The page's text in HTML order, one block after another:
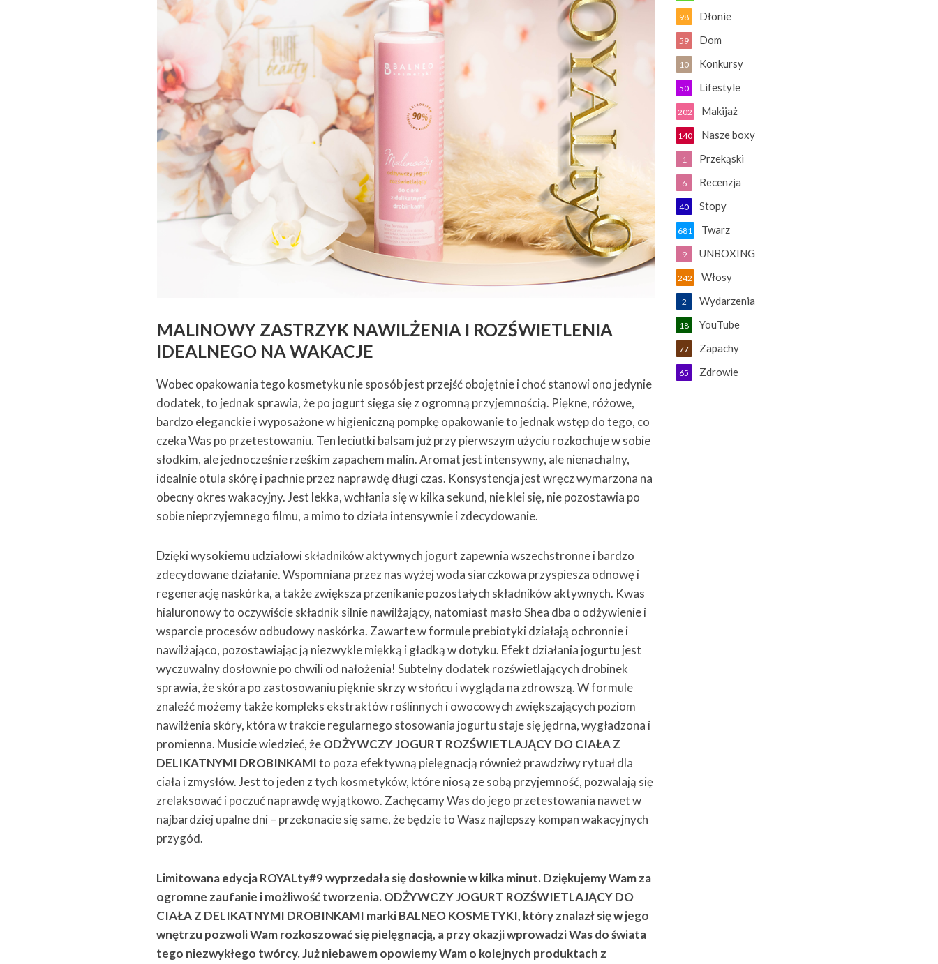
MALINOWY ZASTRZYK NAWILŻENIA I ROZŚWIETLENIA
IDEALNEGO NA WAKACJE
Wobec opakowania tego kosmetyku nie sposób jest przejść obojętnie i choć stanowi ono jedynie
dodatek, to jednak sprawia, że po jogurt sięga się z ogromną przyjemnością. Piękne, różowe,
bardzo eleganckie i wyposażone w higieniczną pompkę opakowanie to jednak wstęp do tego, co
czeka Was po przetestowaniu. Ten leciutki balsam już przy pierwszym użyciu rozkochuje w sobie
słodkim, ale jednocześnie rześkim zapachem malin. Aromat jest intensywny, ale nienachalny,
idealnie otula skórę i pachnie przez naprawdę długi czas. Konsystencja jest wręcz wymarzona na
obecny okres wakacyjny. Jest lekka, wchłania się w kilka sekund, nie klei się, nie pozostawia po
sobie nieprzyjemnego filmu, a mimo to działa intensywnie i zdecydowanie.
Dzięki wysokiemu udziałowi składników aktywnych jogurt zapewnia wszechstronne i bardzo
zdecydowane działanie. Wspomniana przez nas wyżej woda siarczkowa przyspiesza odnowę i
regenerację naskórka, a także zwiększa przenikanie pozostałych składników aktywnych. Kwas
hialuronowy to oczywiście składnik silnie nawilżający, natomiast masło Shea dba o odżywienie i
wsparcie procesów odbudowy naskórka. Zawarte w formule prebiotyki działają ochronnie i
nawilżająco, pozostawiając ją niezwykle miękką i gładką w dotyku. Efekt działania jogurtu jest
wyczuwalny dosłownie po chwili od nałożenia! Subtelny dodatek rozświetlających drobinek
sprawia, że skóra po zastosowaniu pięknie skrzy w słońcu i wygląda na zdrowszą. W formule
znaleźć możemy także kompleks ekstraktów roślinnych i owocowych zwiększających poziom
nawilżenia skóry, która w trakcie regularnego stosowania jogurtu staje się jędrna, wygładzona i
promienna. Musicie wiedzieć, żeODŻYWCZY JOGURT ROZŚWIETLAJĄCY DO CIAŁA Z
DELIKATNYMI DROBINKAMIto poza efektywną pielęgnacją również prawdziwy rytuał dla
ciała i zmysłów. Jest to jeden z tych kosmetyków, które niosą ze sobą przyjemność, pozwalają się
zrelaksować i poczuć naprawdę wyjątkowo. Zachęcamy Was do jego przetestowania nawet w
najbardziej upalne dni – przekonacie się same, że będzie to Wasz najlepszy kompan wakacyjnych
przygód.
Limitowana edycja ROYALty#9 wyprzedała się dosłownie w kilka minut. Dziękujemy Wam za
ogromne zaufanie i możliwość tworzenia. ODŻYWCZY JOGURT ROZŚWIETLAJĄCY DO
CIAŁA Z DELIKATNYMI DROBINKAMI marki BALNEO KOSMETYKI, który znalazł się w jego
wnętrzu pozwoli Wam rozkoszować się pielęgnacją, a przy okazji wprowadzi Was do świata
tego niezwykłego twórcy. Już niebawem opowiemy Wam o kolejnych produktach z
Dłonie
98
Dom
59
Konkursy
10
Lifestyle
50
Makijaż
202
Nasze boxy
140
Przekąski
1
Recenzja
6
Stopy
40
Twarz
681
UNBOXING
9
Włosy
242
Wydarzenia
2
YouTube
18
Zapachy
77
Zdrowie
65